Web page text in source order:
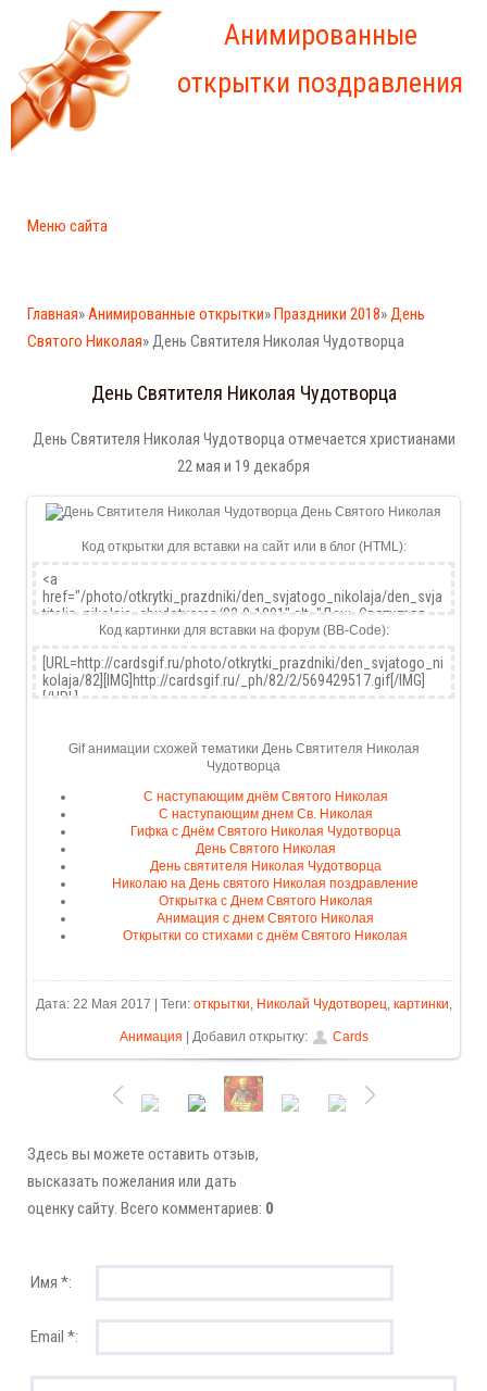
Анимированные
открытки поздравления
Меню сайта
Главная»Анимированные открытки»Праздники 2018»День
Святого Николая» День Святителя Николая Чудотворца
День Святителя Николая Чудотворца
День Святителя Николая Чудотворца отмечается христианами
22 мая и 19 декабря
Код открытки для вставки на сайт или в блог (HTML):
Код картинки для вставки на форум (BB-Code):
Gif анимации схожей тематики День Святителя Николая
Чудотворца
С наступающим днём Святого Николая
С наступающим днем Св. Николая
Гифка с Днём Святого Николая Чудотворца
День Святого Николая
День святителя Николая Чудотворца
Николаю на День святого Николая поздравление
Открытка с Днем Святого Николая
Анимация с днем Святого Николая
Открытки со стихами с днём Святого Николая
Дата: 22 Мая 2017 | Теги: открытки, Николай Чудотворец, картинки,
Анимация | Добавил открытку: Cards
Здесь вы можете оставить отзыв,
высказать пожелания или дать
оценку сайту. Всего комментариев: 0
Имя *:
Email *: